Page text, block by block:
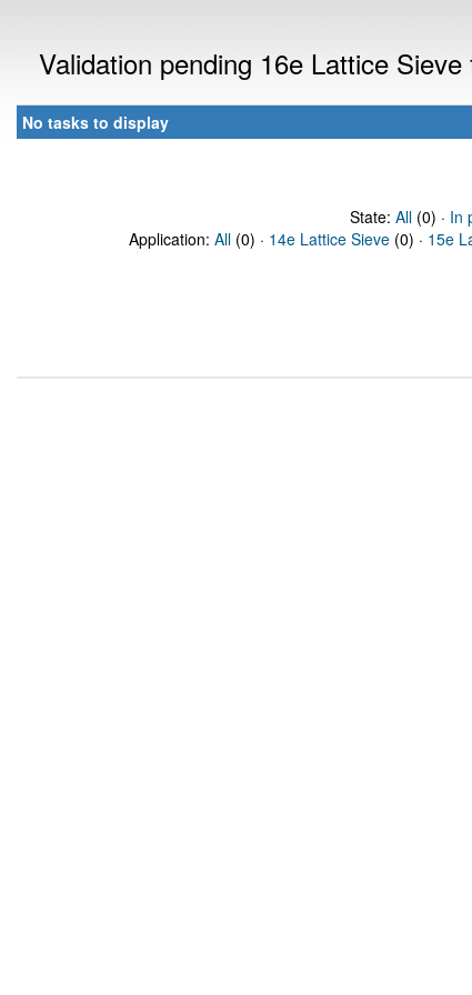
Validation pending 16e Lattice
No tasks to display
State: All(0) · In
Application: All (0) · 14e Lattice Sieve (0) · 15e